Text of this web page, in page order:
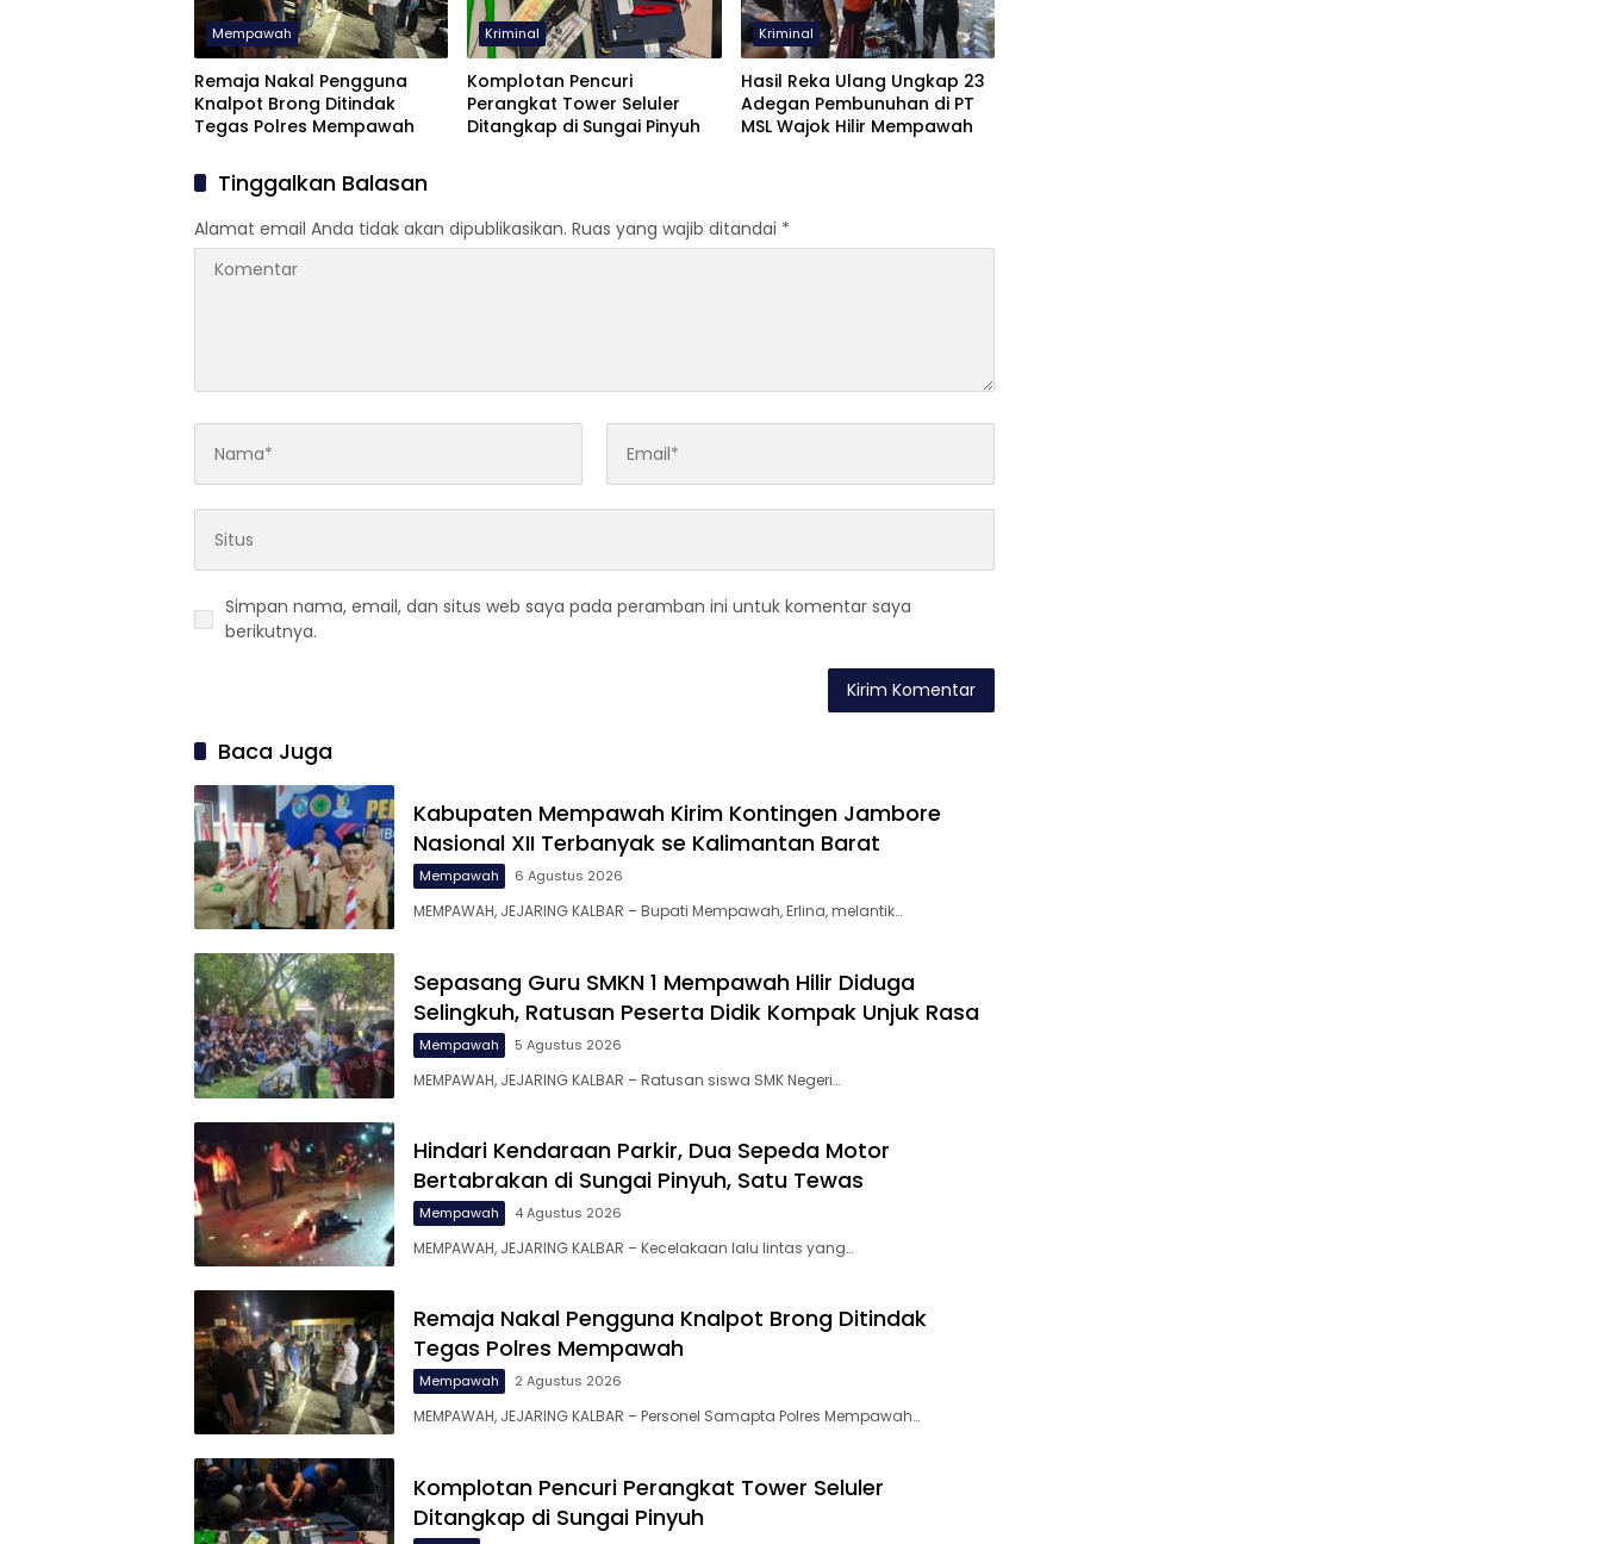
Mempawah
Remaja Nakal Pengguna
Knalpot Brong Ditindak
Tegas Polres Mempawah
Kriminal
Komplotan Pencuri
Perangkat Tower Seluler
Ditangkap di Sungai Pinyuh
Kriminal
Hasil Reka Ulang Ungkap 23
Adegan Pembunuhan di PT
MSL Wajok Hilir Mempawah
Tinggalkan Balasan
Alamat email Anda tidak akan dipublikasikan. Ruas yang wajib ditandai *
Simpan nama, email, dan situs web saya pada peramban ini untuk komentar saya
berikutnya.
Baca Juga
Kabupaten Mempawah Kirim Kontingen Jambore
Nasional XII Terbanyak se Kalimantan Barat
Mempawah 6 Agustus 2026
MEMPAWAH, JEJARING KALBAR – Bupati Mempawah, Erlina, melantik…
Sepasang Guru SMKN 1 Mempawah Hilir Diduga
Selingkuh, Ratusan Peserta Didik Kompak Unjuk Rasa
Mempawah 5 Agustus 2026
MEMPAWAH, JEJARING KALBAR – Ratusan siswa SMK Negeri…
Hindari Kendaraan Parkir, Dua Sepeda Motor
Bertabrakan di Sungai Pinyuh, Satu Tewas
Mempawah 4 Agustus 2026
MEMPAWAH, JEJARING KALBAR – Kecelakaan lalu lintas yang…
Remaja Nakal Pengguna Knalpot Brong Ditindak
Tegas Polres Mempawah
Mempawah 2 Agustus 2026
MEMPAWAH, JEJARING KALBAR – Personel Samapta Polres Mempawah…
Komplotan Pencuri Perangkat Tower Seluler
Ditangkap di Sungai Pinyuh